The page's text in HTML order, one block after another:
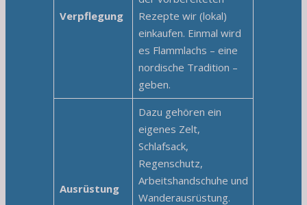
Verpflegung
Rezepte wir (lokal)
einkaufen. Einmal wird
es Flammlachs – eine
nordische Tradition –
geben.
Ausrüstung
Dazu gehören ein
eigenes Zelt,
Schlafsack,
Regenschutz,
Arbeitshandschuhe und
Wanderausrüstung.